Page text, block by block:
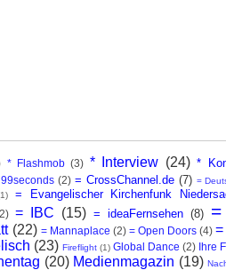
* Flashmob (3) * Interview (24) *
(2) = CrossChannel.de (7) =
= Evangelischer Kirchenfunk
= IBC (15) = ideaFernsehen (8)
(22) = Mannaplace (2) = Open Doors (4) =
(23) Fireflight (1) Global Dance (2) Ihre
(20) Medienmagazin (19)